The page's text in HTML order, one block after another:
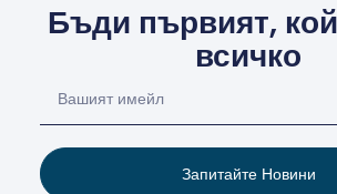
Бъди първият,
всичко
Запитайте Новини